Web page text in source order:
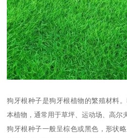
狗牙根种子是狗牙根植物的繁殖材料
本植物，通常用于草坪、运动场、高尔
狗牙根种子一般呈棕色或黑色，形状